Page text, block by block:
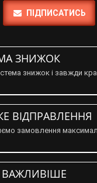
ПІДПИСАТИСЬ
ЗНИЖОК
знижок і завжди
ВІДПРАВЛЕННЯ
замовлення
ВАЖЛИВІШЕ